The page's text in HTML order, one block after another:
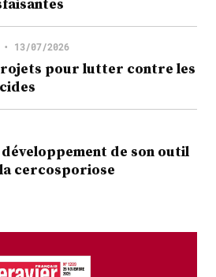
• 13/07/2026
pour lutter contre les
de son outil
cercosporiose